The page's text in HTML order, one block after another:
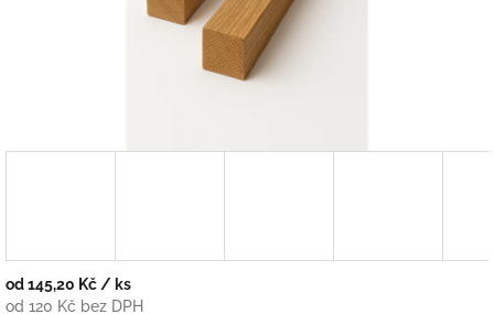
od145,20 Kč / ks
od 120 Kč bez DPH